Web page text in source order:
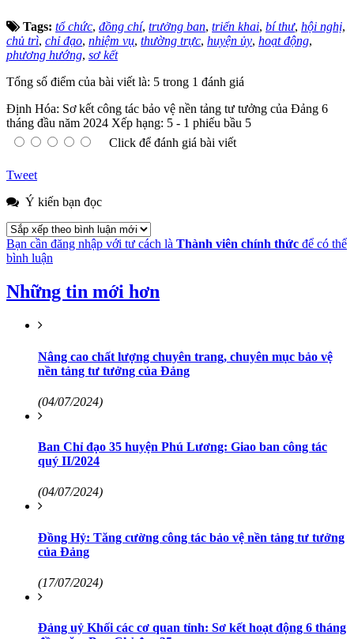
Tags: tổ chức, đồng chí, trưởng ban, triển khai, bí thư, hội nghị,
chủ trì, chỉ đạo, nhiệm vụ, thường trực, huyện ủy, hoạt động,
phương hướng, sơ kết
Tổng số điểm của bài viết là: 5 trong 1 đánh giá
Định Hóa: Sơ kết công tác bảo vệ nền tảng tư tưởng của Đảng 6
tháng đầu năm 2024 Xếp hạng: 5 - 1 phiếu bầu 5
Click để đánh giá bài viết
Tweet
Ý kiến bạn đọc
Bạn cần đăng nhập với tư cách là Thành viên chính thức để có thể
bình luận
Những tin mới hơn
Nâng cao chất lượng chuyên trang, chuyên mục bảo vệ
nền tảng tư tưởng của Đảng
(04/07/2024)
Ban Chỉ đạo 35 huyện Phú Lương: Giao ban công tác
quý II/2024
(04/07/2024)
Đồng Hỷ: Tăng cường công tác bảo vệ nền tảng tư tưởng
của Đảng
(17/07/2024)
Đảng uỷ Khối các cơ quan tỉnh: Sơ kết hoạt động 6 tháng